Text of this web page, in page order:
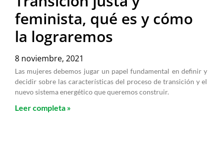
feminista, qué es y cómo
la lograremos
8 noviembre, 2021
Las mujeres debemos jugar un papel fundamental en definir y
decidir sobre las características del proceso de transición y el
nuevo sistema energético que queremos construir.
Leer completa »